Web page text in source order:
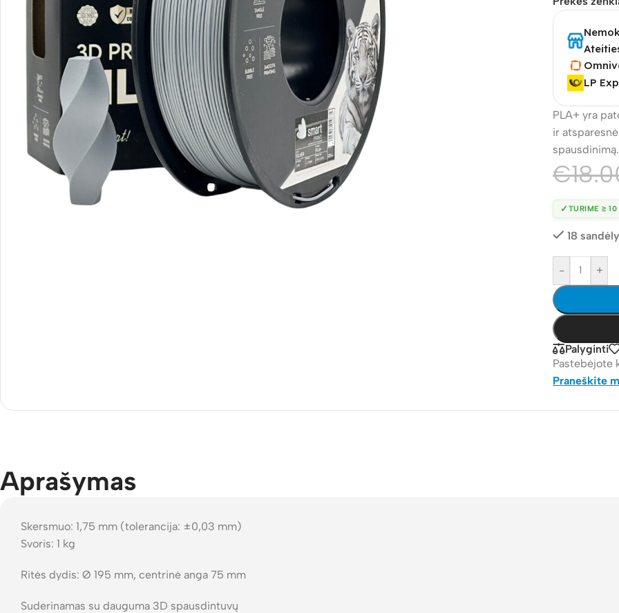
LP
PLA+ yra
ir
spausdinimą.
€
✓ TURIME ≥ 10
18
- +
Palyginti
Pastebėjote
Praneškite
Aprašymas
Skersmuo: 1,75 mm (tolerancija: ±0,03 mm)
Svoris: 1 kg
Ritės dydis: Ø 195 mm, centrinė anga 75 mm
Suderinamas su dauguma 3D spausdintuvų